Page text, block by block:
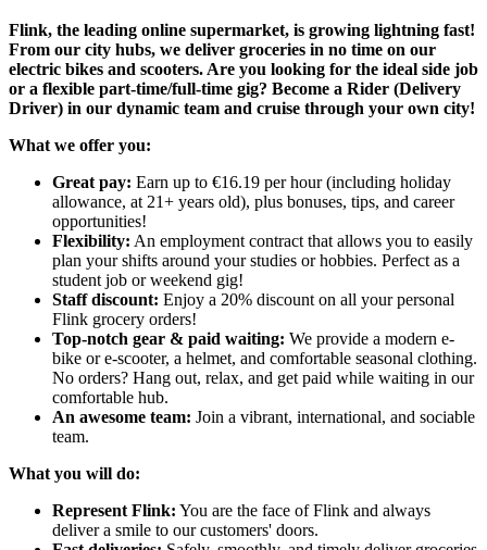
Flink, the leading online supermarket, is growing lightning fast!
From our city hubs, we deliver groceries in no time on our
electric bikes and scooters. Are you looking for the ideal side job
or a flexible part-time/full-time gig? Become a Rider (Delivery
Driver) in our dynamic team and cruise through your own city!
What we offer you:
Great pay: Earn up to €16.19 per hour (including holiday
allowance, at 21+ years old), plus bonuses, tips, and career
opportunities!
Flexibility: An employment contract that allows you to easily
plan your shifts around your studies or hobbies. Perfect as a
student job or weekend gig!
Staff discount: Enjoy a 20% discount on all your personal
Flink grocery orders!
Top-notch gear & paid waiting: We provide a modern e-
bike or e-scooter, a helmet, and comfortable seasonal clothing.
No orders? Hang out, relax, and get paid while waiting in our
comfortable hub.
An awesome team: Join a vibrant, international, and sociable
team.
What you will do:
Represent Flink: You are the face of Flink and always
deliver a smile to our customers' doors.